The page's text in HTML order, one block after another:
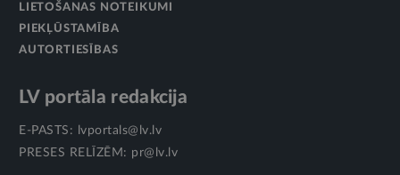
LIETOŠANAS NOTEIKUMI
PIEKĻŪSTAMĪBA
AUTORTIESĪBAS
LV portāla redakcija
E-PASTS:
lvportals@lv.lv
PRESES RELĪZĒM: pr@lv.lv